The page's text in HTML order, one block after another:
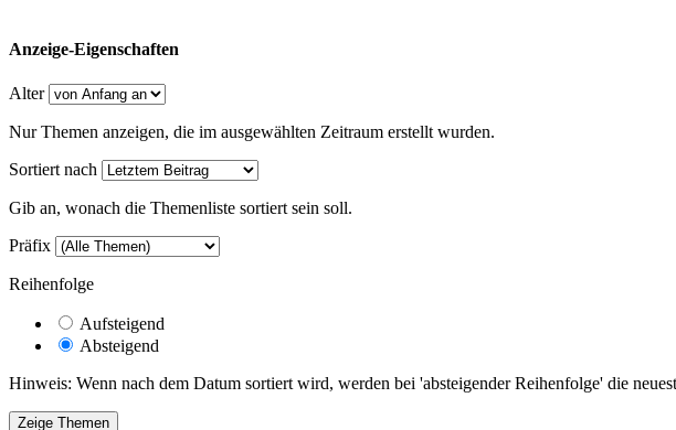
Anzeige-Eigenschaften
Alter
Nur Themen anzeigen, die im ausgewählten Zeitraum erstellt wurden.
Sortiert nach
Gib an, wonach die Themenliste sortiert sein soll.
Präfix
Reihenfolge
Aufsteigend
Absteigend
Hinweis: Wenn nach dem Datum sortiert wird, werden bei 'absteigender Reihenfolge' die